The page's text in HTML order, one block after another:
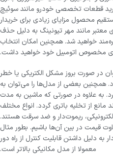
قطعات تخصصی خودرو مانند سوئیچ
محصول مزایای زیادی برای خریدار
معتبر مانند مهر تیونینگ به دلیل حذف
خواهید شد. همچنین امکان انتخاب
مخصوص اتومبیل خود خواهید داشت.
در صورت بروز مشکل الکتریکی یا خطر
همچنین بعضی از مدل‌ها را می‌توان به
به علاوه در صورتی که ماشین به مدت
از تخلیه باتری گردد. انواع مختلف
ریموت‌دار و ضد سرقت هستند.
قیمت در بین آن‌ها باشیم. بطور مثال
دلیل داشتن قابلیت کنترل از راه دور
معمولا از مدل مکانیکی بالاتر است.